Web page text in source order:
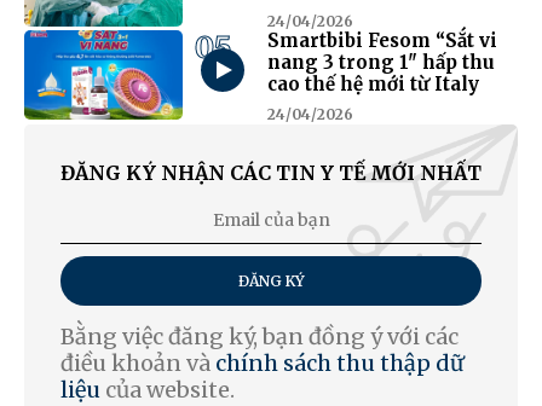
24/04/2026
05
Smartbibi Fesom “Sắt vi
nang 3 trong 1" hấp thu
cao thế hệ mới từ Italy
24/04/2026
ĐĂNG KÝ NHẬN CÁC TIN Y TẾ MỚI NHẤT
ĐĂNG KÝ
Bằng việc đăng ký, bạn đồng ý với các
điều khoản và chính sách thu thập dữ
liệu của website.